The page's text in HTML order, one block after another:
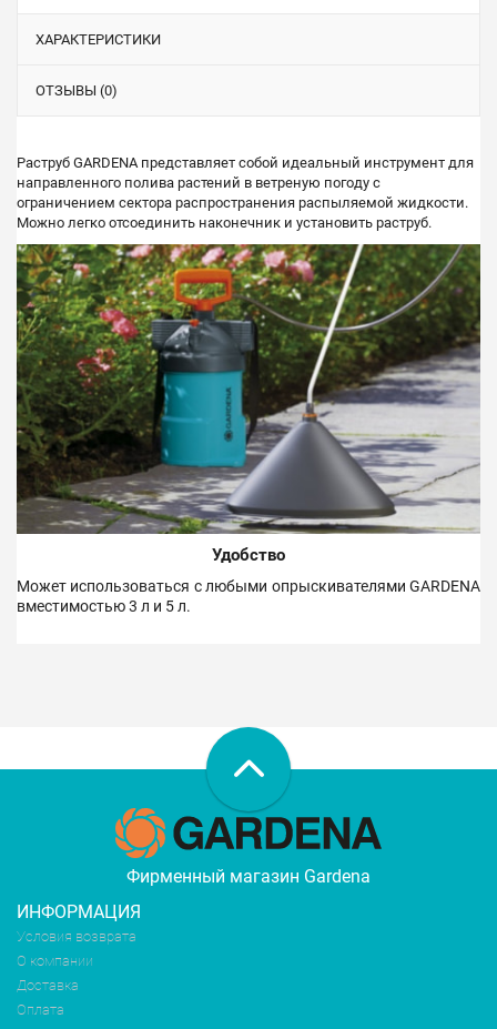
ХАРАКТЕРИСТИКИ
ОТЗЫВЫ (0)
Раструб GARDENA представляет собой идеальный инструмент для
направленного полива растений в ветреную погоду с
ограничением сектора распространения распыляемой жидкости.
Можно легко отсоединить наконечник и установить раструб.
Удобство
Может использоваться с любыми опрыскивателями GARDENA
вместимостью 3 л и 5 л.
Фирменный магазин Gardena
ИНФОРМАЦИЯ
Условия возврата
О компании
Доставка
Оплата